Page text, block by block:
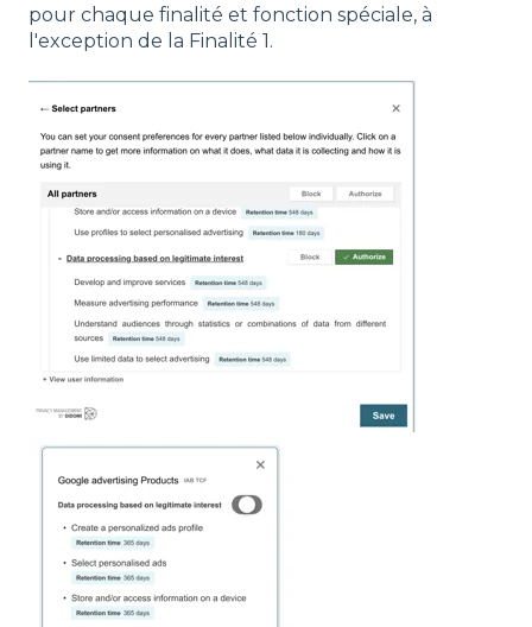
pour chaque finalité et fonction spéciale, à
l'exception de la Finalité 1.